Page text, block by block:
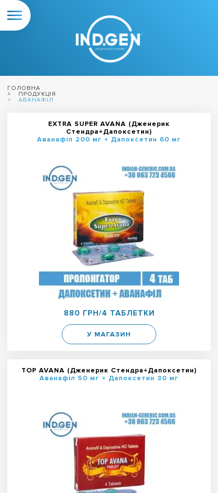
ГОЛОВНА
ПРОДУКЦІЯ
АВАНАФІЛ
EXTRA SUPER AVANA (Дженерик
Стендра+Дапоксетин)
Аванафіл 200 мг + Дапоксетин 60 мг
880 ГРН/4 ТАБЛЕТКИ
У МАГАЗИН
TOP AVANA (Дженерик Стендра+Дапоксетин)
Аванафіл 50 мг + Дапоксетин 30 мг